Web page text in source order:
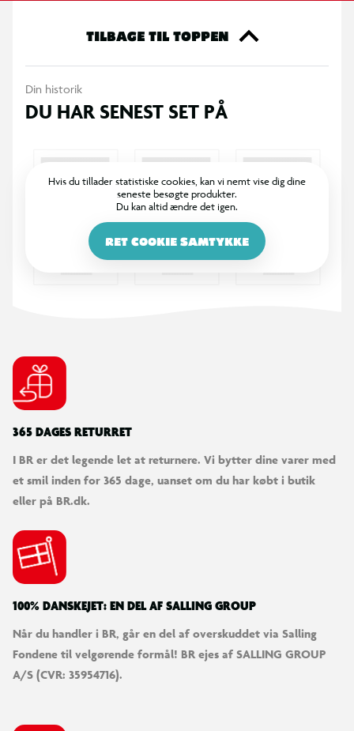
TILBAGE TIL TOPPEN
Din historik
DU HAR SENEST SET PÅ
Hvis du tillader statistiske cookies, kan vi nemt vise dig dine
seneste besøgte produkter.
Du kan altid ændre det igen.
RET COOKIE SAMTYKKE
365 DAGES RETURRET
I BR er det legende let at returnere. Vi bytter dine varer med
et smil inden for 365 dage, uanset om du har købt i butik
eller på BR.dk.
100% DANSKEJET: EN DEL AF SALLING GROUP
Når du handler i BR, går en del af overskuddet via Salling
Fondene til velgørende formål! BR ejes af SALLING GROUP
A/S (CVR: 35954716).